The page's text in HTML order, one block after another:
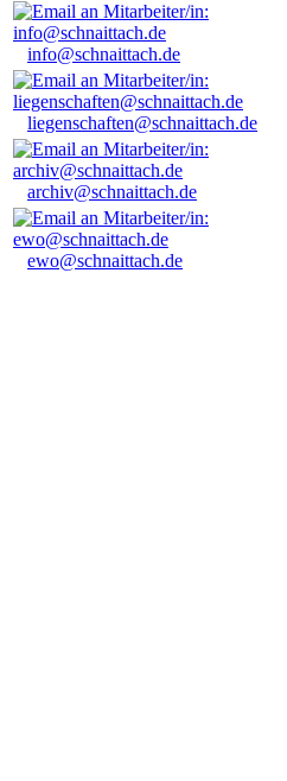
info@schnaittach.de
liegenschaften@schnaittach.de
archiv@schnaittach.de
ewo@schnaittach.de